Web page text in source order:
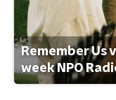
Remember Us
week NPO